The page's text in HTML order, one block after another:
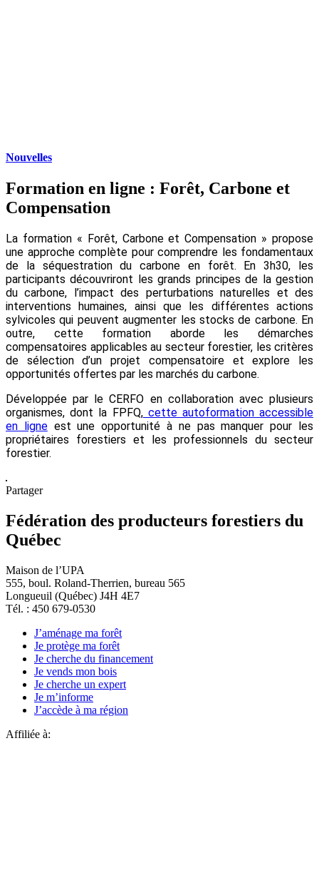
Nouvelles
Formation en ligne : Forêt, Carbone et
Compensation
La formation « Forêt, Carbone et Compensation » propose
une approche complète pour comprendre les fondamentaux
de la séquestration du carbone en forêt. En 3h30, les
participants découvriront les grands principes de la gestion
du carbone, l’impact des perturbations naturelles et des
interventions humaines, ainsi que les différentes actions
sylvicoles qui peuvent augmenter les stocks de carbone. En
outre, cette formation aborde les démarches
compensatoires applicables au secteur forestier, les critères
de sélection d’un projet compensatoire et explore les
opportunités offertes par les marchés du carbone.
Développée par le CERFO en collaboration avec plusieurs
organismes, dont la FPFQ,cette autoformation accessible
en ligneest une opportunité à ne pas manquer pour les
propriétaires forestiers et les professionnels du secteur
forestier.
Partager
Fédération des producteurs forestiers du
Québec
Maison de l’UPA
555, boul. Roland-Therrien, bureau 565
Longueuil (Québec) J4H 4E7
Tél. : 450 679-0530
J’aménage ma forêt
Je protège ma forêt
Je cherche du financement
Je vends mon bois
Je cherche un expert
Je m’informe
J’accède à ma région
Affiliée à: